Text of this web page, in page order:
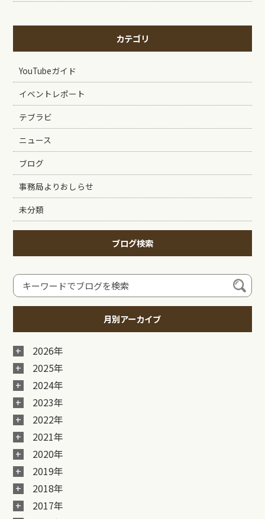
カテゴリ
YouTubeガイド
イベントレポート
テブラビ
ニュース
ブログ
事務局よりおしらせ
未分類
ブログ検索
月別アーカイブ
2026年
2025年
2024年
2023年
2022年
2021年
2020年
2019年
2018年
2017年